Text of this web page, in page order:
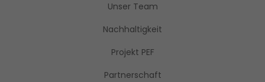
Unser Team
Nachhaltigkeit
Projekt PEF
Partnerschaft